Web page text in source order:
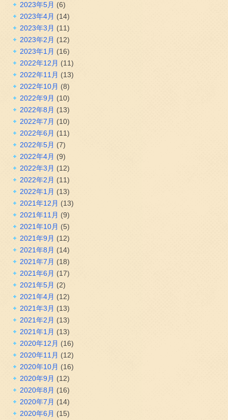
2023年5月 (6)
2023年4月 (14)
2023年3月 (11)
2023年2月 (12)
2023年1月 (16)
2022年12月 (11)
2022年11月 (13)
2022年10月 (8)
2022年9月 (10)
2022年8月 (13)
2022年7月 (10)
2022年6月 (11)
2022年5月 (7)
2022年4月 (9)
2022年3月 (12)
2022年2月 (11)
2022年1月 (13)
2021年12月 (13)
2021年11月 (9)
2021年10月 (5)
2021年9月 (12)
2021年8月 (14)
2021年7月 (18)
2021年6月 (17)
2021年5月 (2)
2021年4月 (12)
2021年3月 (13)
2021年2月 (13)
2021年1月 (13)
2020年12月 (16)
2020年11月 (12)
2020年10月 (16)
2020年9月 (12)
2020年8月 (16)
2020年7月 (14)
2020年6月 (15)